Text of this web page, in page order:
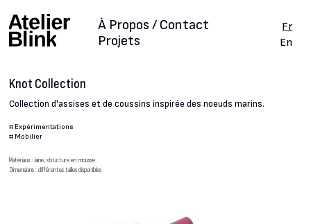
Projets
À Propos / Contact
Fr
En
Knot Collection
Collection d'assises et de coussins inspirée des noeuds marins.
# Expérimentations
# Mobilier
Matériaux : laine, structure en mousse
Dimensions : différentes tailles disponibles